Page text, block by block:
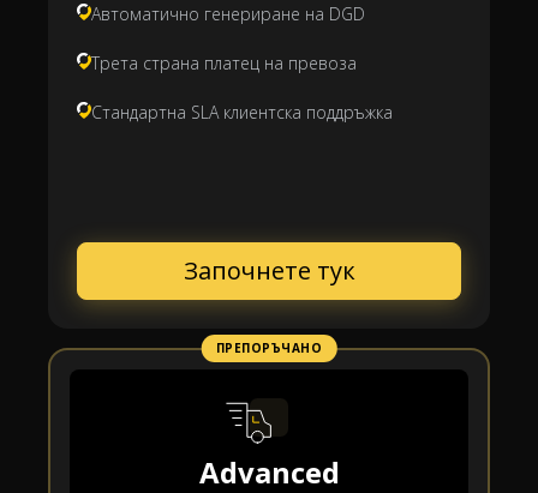
Автоматично генериране на DGD
Трета страна платец на превоза
Стандартна SLA клиентска поддръжка
Започнете тук
ПРЕПОРЪЧАНО
Advanced